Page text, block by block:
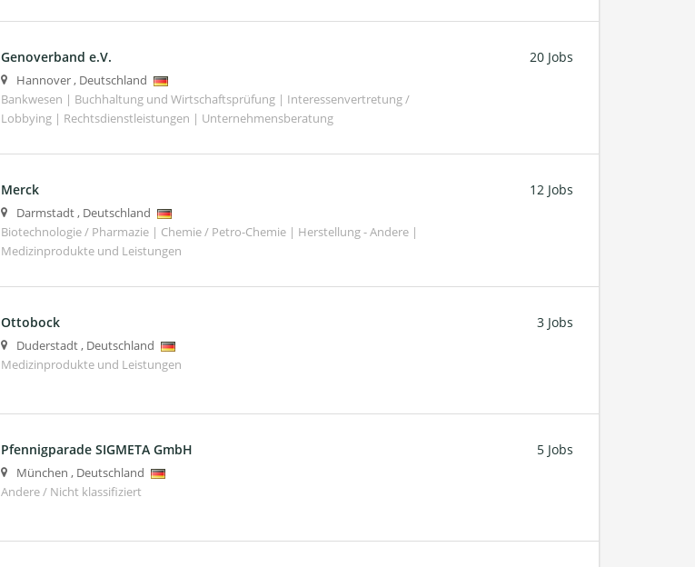
Genoverband e.V.
Hannover, Deutschland
Bankwesen | Buchhaltung und Wirtschaftsprüfung | Interessenvertretung /
Lobbying | Rechtsdienstleistungen | Unternehmensberatung
20 Jobs
Merck
Darmstadt, Deutschland
Biotechnologie / Pharmazie | Chemie / Petro-Chemie | Herstellung - Andere |
Medizinprodukte und Leistungen
12 Jobs
Ottobock
Duderstadt, Deutschland
Medizinprodukte und Leistungen
3 Jobs
Pfennigparade SIGMETA GmbH
München , Deutschland
Andere / Nicht klassifiziert
5 Jobs